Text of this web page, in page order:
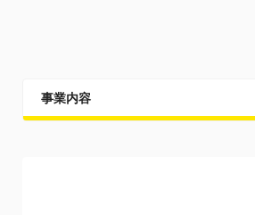
事業内容